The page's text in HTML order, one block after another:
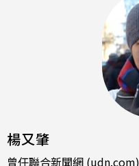
楊又肇
曾任聯合新聞網